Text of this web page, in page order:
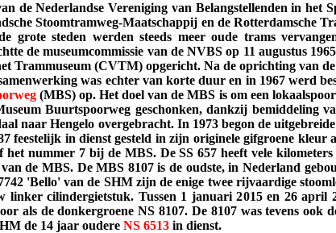
de Nederlandse Vereniging van Belangstellenden in het
Stoomtramweg-Maatschappij en de Rotterdamsche
grote steden werden steeds meer oude trams
de museumcommissie van de NVBS op 11 augustus
Trammuseum (CVTM) opgericht. Na de oprichting van
was echter van korte duur en in 1967 werd
(MBS) op. Het doel van de MBS is om een
Buurtspoorweg geschonken, dankzij bemiddeling
naar Hengelo overgebracht. In 1973 begon de
feestelijk in dienst gesteld in zijn originele gifgroene kleur
nummer 7 bij de MBS. De SS 657 heeft vele
de MBS. De MBS 8107 is de oudste, in Nederland
'Bello' van de SHM zijn de enige twee rijvaardige
linker cilindergietstuk. Tussen 1 januari 2015 en 26 april
als de donkergroene NS 8107. De 8107 was tevens ook
de 14 jaar oudere NS 6513 in dienst.